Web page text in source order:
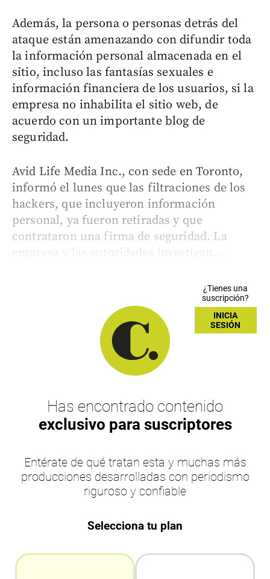
Además, la persona o personas detrás del
ataque están amenazando con difundir toda
la información personal almacenada en el
sitio, incluso las fantasías sexuales e
información financiera de los usuarios, si la
empresa no inhabilita el sitio web, de
acuerdo con un importante blog de
seguridad.
Avid Life Media Inc., con sede en Toronto,
informó el lunes que las filtraciones de los
hackers, que incluyeron información
personal, ya fueron retiradas y que
contrataron una firma de seguridad. La
empresa y las autoridades investigan....
¿Tienes una
suscripción?
INICIA
SESIÓN
Has encontrado contenido
exclusivo para suscriptores
Entérate de qué tratan esta y muchas más
producciones desarrolladas con periodismo
riguroso y confiable
Selecciona tu plan